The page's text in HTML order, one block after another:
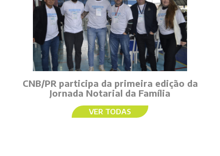
CNB/PR participa da primeira edição da
Jornada Notarial da Família
VER TODAS